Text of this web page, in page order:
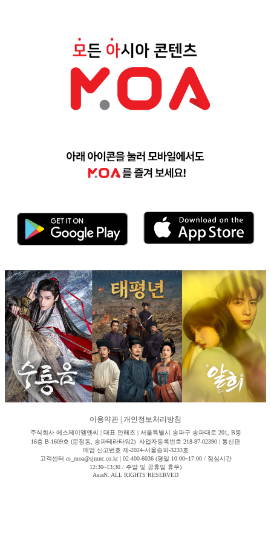
이용약관 개인정보처리방침
주식회사 에스제이엠엔씨 | 대표 안해조 | 서울특별시 송파구 송파대로 201, B동
16층 B-1609호 (문정동, 송파테라타워2) 사업자등록번호 218-87-02390 | 통신판
매업 신고번호 제-2024-서울송파-3233호
고객센터 cs_moa@sjmnc.co.kr | 02-400-6036 (평일 10:00~17:00 / 점심시간
12:30~13:30 / 주말 및 공휴일 휴무)
AsiaN. ALL RIGHTS RESERVED